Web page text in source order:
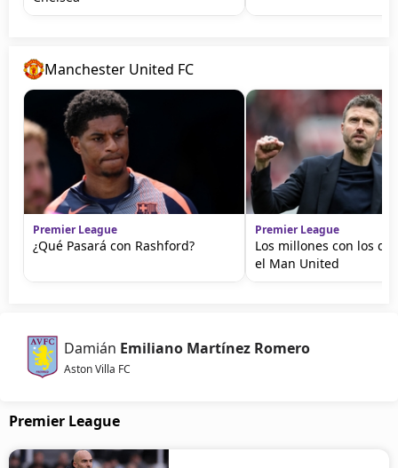
Manchester United FC
Premier League
¿Qué Pasará con Rashford?
Premier League
Los millones con los
el Man United
Damián Emiliano Martínez Romero
Aston Villa FC
Premier League